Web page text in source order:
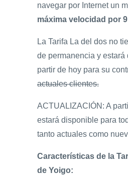
navegar por Internet un
máxima velocidad por
La Tarifa La del dos no
de permanencia y estará
partir de hoy para su
actuales clientes.
ACTUALIZACIÓN: A
estará disponible para
tanto actuales como
Características de la
de Yoigo: